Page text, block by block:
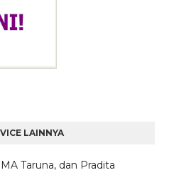
LAINNYA
Taruna, dan Pradita